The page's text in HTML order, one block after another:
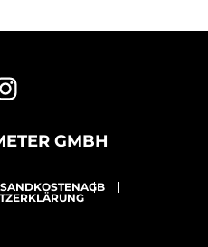
GMBH
AGB